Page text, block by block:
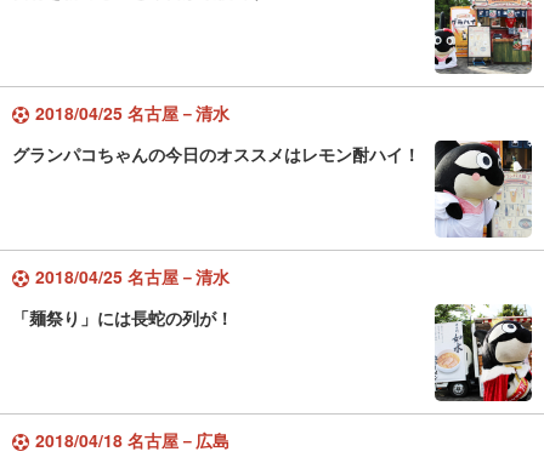
2018/04/25 名古屋－清水
グランパコちゃんの今日のオススメはレモン酎ハイ！
2018/04/25 名古屋－清水
「麺祭り」には長蛇の列が！
2018/04/18 名古屋－広島